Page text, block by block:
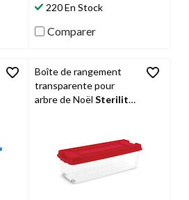
220 En Stock
Comparer
Boîte de rangement
transparente pour
arbre de Noël Sterilite